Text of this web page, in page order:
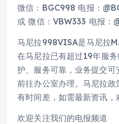
微信：BGC998 电报：
或 微信：VBW333 电报：
马尼拉998VISA是马尼拉
在马尼拉已有超过19年服
护、服务可靠，业务提交
前往办公室办理。马尼拉
有时间差，如需最新资讯，
欢迎关注我们的电报频道